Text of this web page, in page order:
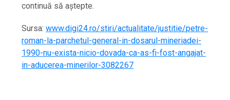
continuă să aștepte.
Sursa:www.digi24.ro/stiri/actualitate/justitie/petre-
roman-la-parchetul-general-in-dosarul-mineriadei-
1990-nu-exista-nicio-dovada-ca-as-fi-fost-angajat-
in-aducerea-minerilor-3082267